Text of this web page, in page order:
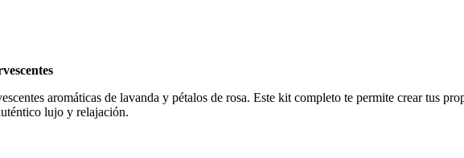
aromáticas de lavanda y pétalos de rosa. Este kit completo te permite crear tus
lujo y relajación.